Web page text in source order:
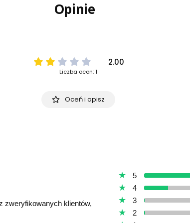
Opinie
2.00
Liczba ocen: 1
Oceń i opisz
zweryfikowanych klientów,
5
4
3
2